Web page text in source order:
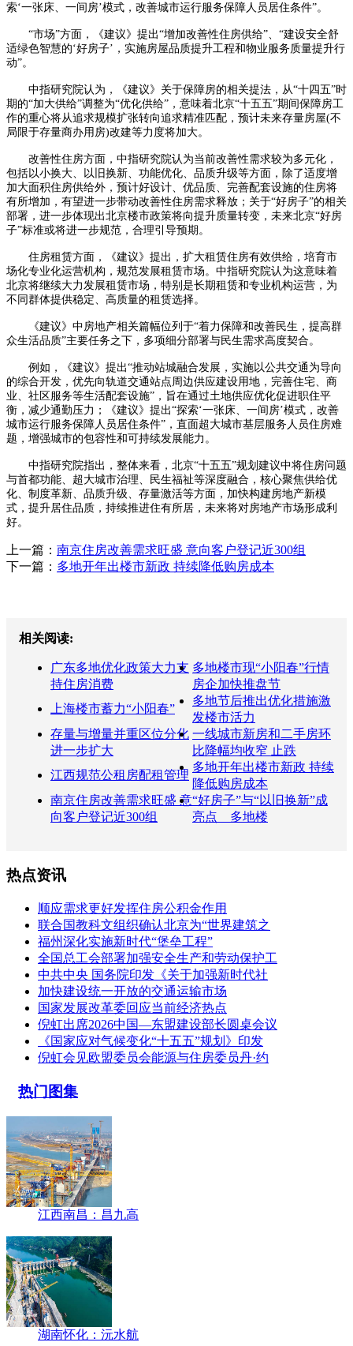
索‘一张床、一间房’模式，改善城市运行服务保障人员居住条件”。
“市场”方面，《建议》提出“增加改善性住房供给”、“建设安全舒
适绿色智慧的‘好房子’，实施房屋品质提升工程和物业服务质量提升行
动”。
中指研究院认为，《建议》关于保障房的相关提法，从“十四五”时
期的“加大供给”调整为“优化供给”，意味着北京“十五五”期间保障房工
作的重心将从追求规模扩张转向追求精准匹配，预计未来存量房屋(不
局限于存量商办用房)改建等力度将加大。
改善性住房方面，中指研究院认为当前改善性需求较为多元化，
包括以小换大、以旧换新、功能优化、品质升级等方面，除了适度增
加大面积住房供给外，预计好设计、优品质、完善配套设施的住房将
有所增加，有望进一步带动改善性住房需求释放；关于“好房子”的相关
部署，进一步体现出北京楼市政策将向提升质量转变，未来北京“好房
子”标准或将进一步规范，合理引导预期。
住房租赁方面，《建议》提出，扩大租赁住房有效供给，培育市
场化专业化运营机构，规范发展租赁市场。中指研究院认为这意味着
北京将继续大力发展租赁市场，特别是长期租赁和专业机构运营，为
不同群体提供稳定、高质量的租赁选择。
《建议》中房地产相关篇幅位列于“着力保障和改善民生，提高群
众生活品质”主要任务之下，多项细分部署与民生需求高度契合。
例如，《建议》提出“推动站城融合发展，实施以公共交通为导向
的综合开发，优先向轨道交通站点周边供应建设用地，完善住宅、商
业、社区服务等生活配套设施”，旨在通过土地供应优化促进职住平
衡，减少通勤压力；《建议》提出“探索‘一张床、一间房’模式，改善
城市运行服务保障人员居住条件”，直面超大城市基层服务人员住房难
题，增强城市的包容性和可持续发展能力。
中指研究院指出，整体来看，北京“十五五”规划建议中将住房问题
与首都功能、超大城市治理、民生福祉等深度融合，核心聚焦供给优
化、制度革新、品质升级、存量激活等方面，加快构建房地产新模
式，提升居住品质，持续推进住有所居，未来将对房地产市场形成利
好。
上一篇： 南京住房改善需求旺盛 意向客户登记近300组
下一篇： 多地开年出楼市新政 持续降低购房成本
相关阅读:
广东多地优化政策大力支
持住房消费
多地楼市现“小阳春”行情
房企加快推盘节
上海楼市蓄力“小阳春”
多地节后推出优化措施激
发楼市活力
存量与增量并重区位分化
进一步扩大
一线城市新房和二手房环
比降幅均收窄 止跌
江西规范公租房配租管理
多地开年出楼市新政 持续
降低购房成本
南京住房改善需求旺盛 意
向客户登记近300组
“好房子”与“以旧换新”成
亮点 多地楼
热点资讯
顺应需求更好发挥住房公积金作用
联合国教科文组织确认北京为“世界建筑之
福州深化实施新时代“堡垒工程”
全国总工会部署加强安全生产和劳动保护工
中共中央 国务院印发《关于加强新时代社
加快建设统一开放的交通运输市场
国家发展改革委回应当前经济热点
倪虹出席2026中国—东盟建设部长圆桌会议
《国家应对气候变化“十五五”规划》印发
倪虹会见欧盟委员会能源与住房委员丹·约
热门图集
江西南昌：昌九高
湖南怀化：沅水航